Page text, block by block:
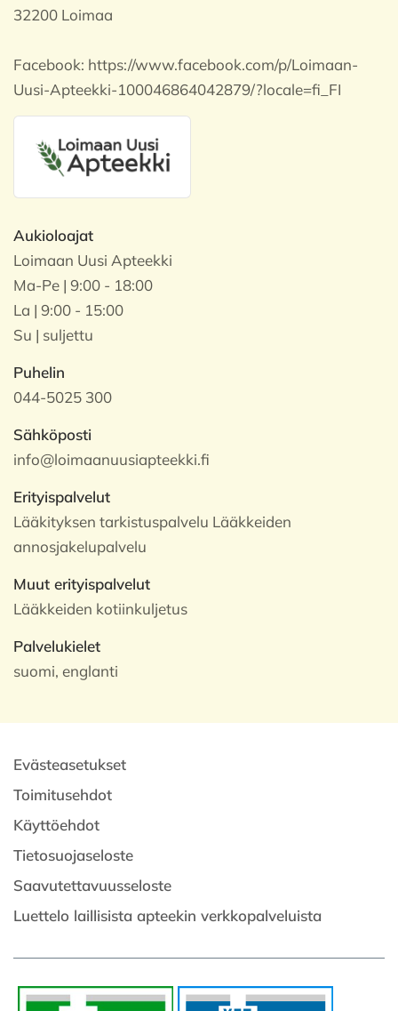
32200 Loimaa
Facebook: https://www.facebook.com/p/Loimaan-
Uusi-Apteekki-100046864042879/?locale=fi_FI
Aukioloajat
Loimaan Uusi Apteekki
Ma-Pe | 9:00 - 18:00
La | 9:00 - 15:00
Su | suljettu
Puhelin
044-5025 300
Sähköposti
info@loimaanuusiapteekki.fi
Erityispalvelut
Lääkityksen tarkistuspalvelu Lääkkeiden
annosjakelupalvelu
Muut erityispalvelut
Lääkkeiden kotiinkuljetus
Palvelukielet
suomi, englanti
Evästeasetukset
Toimitusehdot
Käyttöehdot
Tietosuojaseloste
Saavutettavuusseloste
Luettelo laillisista apteekin verkkopalveluista